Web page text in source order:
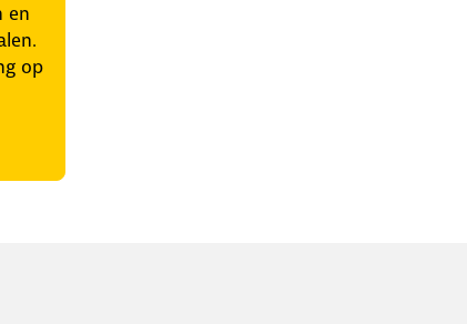
en
op